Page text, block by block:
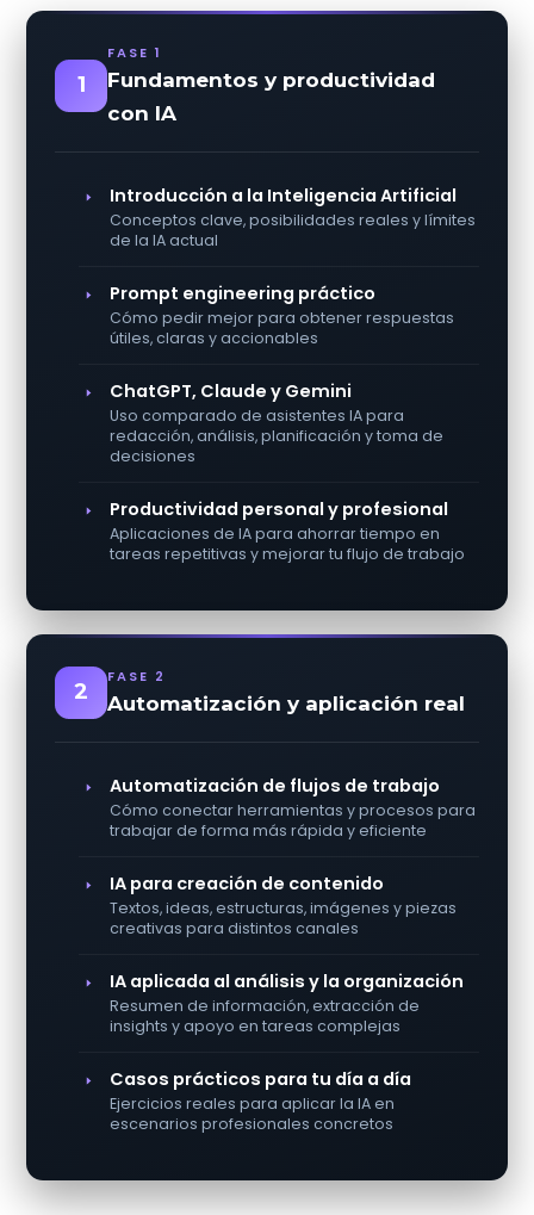
1
FASE 1
Fundamentos y productividad
con IA
Introducción a la Inteligencia Artificial
Conceptos clave, posibilidades reales y límites
de la IA actual
Prompt engineering práctico
Cómo pedir mejor para obtener respuestas
útiles, claras y accionables
ChatGPT, Claude y Gemini
Uso comparado de asistentes IA para
redacción, análisis, planificación y toma de
decisiones
Productividad personal y profesional
Aplicaciones de IA para ahorrar tiempo en
tareas repetitivas y mejorar tu flujo de trabajo
2
FASE 2
Automatización y aplicación real
Automatización de flujos de trabajo
Cómo conectar herramientas y procesos para
trabajar de forma más rápida y eficiente
IA para creación de contenido
Textos, ideas, estructuras, imágenes y piezas
creativas para distintos canales
IA aplicada al análisis y la organización
Resumen de información, extracción de
insights y apoyo en tareas complejas
Casos prácticos para tu día a día
Ejercicios reales para aplicar la IA en
escenarios profesionales concretos